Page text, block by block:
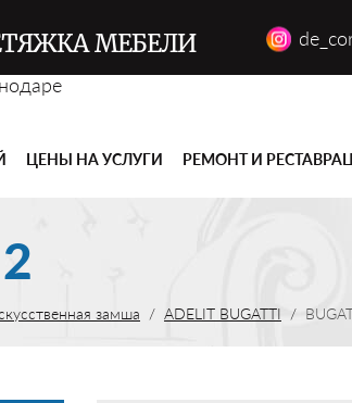
МЕБЕЛИ
ЦЕНЫ НА УСЛУГИ РЕМОНТ И
замша ADELIT BUGATTI